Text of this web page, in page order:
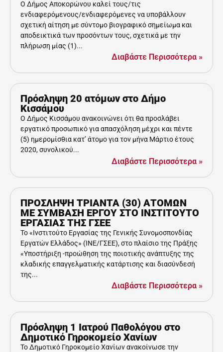
Ο Δήμος Αποκορώνου καλεί τους/τις
ενδιαφερόμενους/ενδιαφερόμενες να υποβάλλουν
σχετική αίτηση με σύντομο βιογραφικό σημείωμα και
αποδεικτικά των προσόντων τους, σχετικά με την
πλήρωση μίας (1)...
Διαβάστε Περισσότερα »
Πρόσληψη 20 ατόμων στο Δήμο
Κισσάμου
Ο Δήμος Κισσάμου ανακοινώνει ότι θα προσλάβει
εργατικό προσωπικό για απασχόληση μέχρι και πέντε
(5) ημερομίσθια κατ’ άτομο για τον μήνα Μάρτιο έτους
2020, συνολικού...
Διαβάστε Περισσότερα »
ΠΡΟΣΛΗΨΗ ΤΡΙΑΝΤΑ (30) ΑΤΟΜΩΝ
ΜΕ ΣΥΜΒΑΣΗ ΕΡΓΟΥ ΣΤΟ ΙΝΣΤΙΤΟΥΤΟ
ΕΡΓΑΣΙΑΣ ΤΗΣ ΓΣΕΕ
Το «Ινστιτούτο Εργασίας της Γενικής Συνομοσπονδίας
Εργατών Ελλάδος» (ΙΝΕ/ΓΣΕΕ), στο πλαίσιο της Πράξης
«Υποστήριξη -προώθηση της ποιοτικής ανάπτυξης της
κλαδικής επαγγελματικής κατάρτισης και διασύνδεσή
της...
Διαβάστε Περισσότερα »
Πρόσληψη 1 Ιατρού Παθολόγου στο
Δημοτικό Γηροκομείο Χανίων
Το Δημοτικό Γηροκομείο Χανίων ανακοίνωσε την